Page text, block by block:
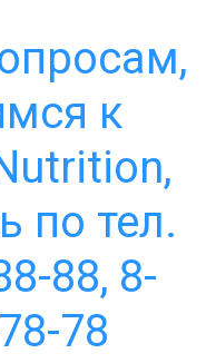
к
по тел.
88, 8-
78